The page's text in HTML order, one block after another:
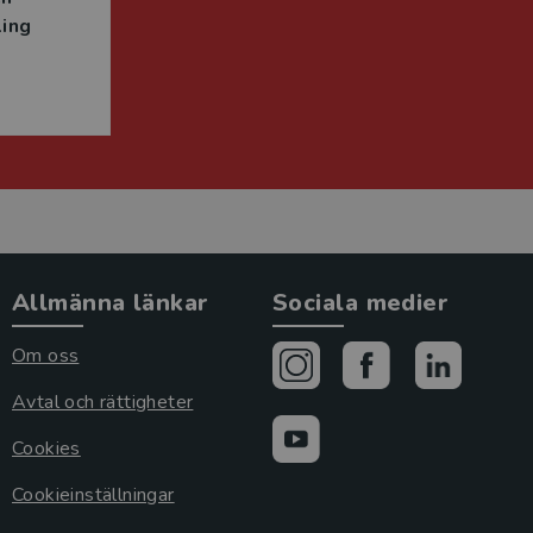
Allmänna länkar
Om oss
Avtal och rättigheter
Cookies
Cookieinställningar
Sociala medier